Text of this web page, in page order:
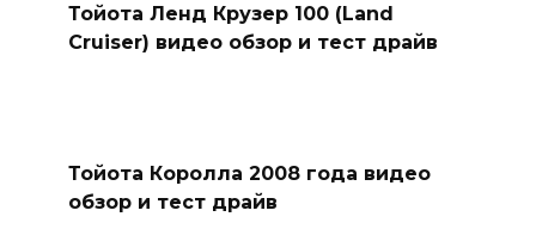
Тойота Ленд Крузер 100 (Land
Cruiser) видео обзор и тест драйв
Тойота Королла 2008 года видео
обзор и тест драйв